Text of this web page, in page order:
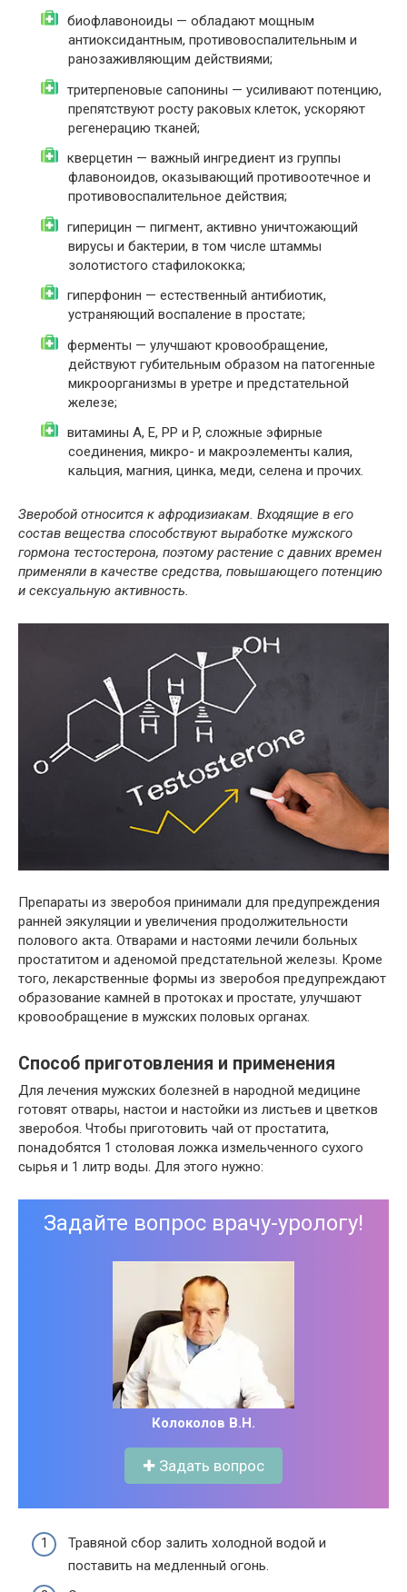
биофлавоноиды — обладают мощным
антиоксидантным, противовоспалительным и
ранозаживляющим действиями;
тритерпеновые сапонины — усиливают потенцию,
препятствуют росту раковых клеток, ускоряют
регенерацию тканей;
кверцетин — важный ингредиент из группы
флавоноидов, оказывающий противоотечное и
противовоспалительное действия;
гиперицин — пигмент, активно уничтожающий
вирусы и бактерии, в том числе штаммы
золотистого стафилококка;
гиперфонин — естественный антибиотик,
устраняющий воспаление в простате;
ферменты — улучшают кровообращение,
действуют губительным образом на патогенные
микроорганизмы в уретре и предстательной
железе;
витамины A, E, PP и P, сложные эфирные
соединения, микро- и макроэлементы калия,
кальция, магния, цинка, меди, селена и прочих.
Зверобой относится к афродизиакам. Входящие в его
состав вещества способствуют выработке мужского
гормона тестостерона, поэтому растение с давних времен
применяли в качестве средства, повышающего потенцию
и сексуальную активность.
Препараты из зверобоя принимали для предупреждения
ранней эякуляции и увеличения продолжительности
полового акта. Отварами и настоями лечили больных
простатитом и аденомой предстательной железы. Кроме
того, лекарственные формы из зверобоя предупреждают
образование камней в протоках и простате, улучшают
кровообращение в мужских половых органах.
Способ приготовления и применения
Для лечения мужских болезней в народной медицине
готовят отвары, настои и настойки из листьев и цветков
зверобоя. Чтобы приготовить чай от простатита,
понадобятся 1 столовая ложка измельченного сухого
сырья и 1 литр воды. Для этого нужно:
Задайте вопрос врачу-урологу!
Колоколов В.Н.
✚ Задать вопрос
Травяной сбор залить холодной водой и
поставить на медленный огонь.